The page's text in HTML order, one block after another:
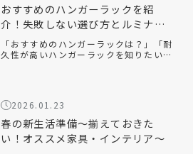
おすすめのハンガーラックを紹
介！失敗しない選び方とルミナス
クラブ人気モデルを解説
「おすすめのハンガーラックは？」「耐
久性が高いハンガーラックを知りたい」
ーゼッ […]
2026.01.23
春の新生活準備～揃えておきた
い！オススメ家具・インテリア～